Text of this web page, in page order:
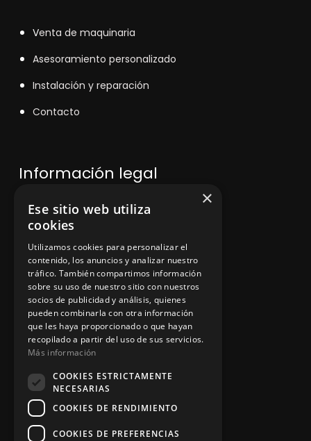
Venta de maquinaria
Asesoramiento personalizado
Instalación y reparación
Contacto
Información legal
Política de privacidad
Aviso legal
App Zine Hostelería
×
Ese sitio web utiliza
cookies
Utilizamos cookies para personalizar el
contenido, los anuncios y analizar nuestro
tráfico. También compartimos información
sobre su uso de nuestro sitio con nuestros
socios de publicidad y análisis, quienes
pueden combinarla con otra información
que les haya proporcionado o que hayan
recopilado a partir del uso de sus servicios.
Más información
COOKIES ESTRICTAMENTE
NECESARIAS
COOKIES DE RENDIMIENTO
COOKIES DE PREFERENCIAS